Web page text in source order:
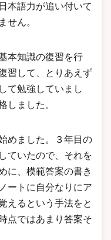
本語力が追い付いて
せん。
本知識の復習を行
習して、とりあえず
て勉強していまし
しました。
めました。３年目の
ていたので、それを
に、模範答案の書き
ートに自分なりにア
えるという手法をと
点ではあまり答案そ